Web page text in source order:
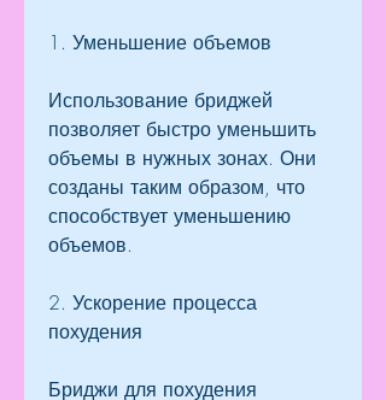
1. Уменьшение объемов
Использование бриджей
позволяет быстро уменьшить
объемы в нужных зонах. Они
созданы таким образом, что
способствует уменьшению
объемов.
2. Ускорение процесса
похудения
Бриджи для похудения